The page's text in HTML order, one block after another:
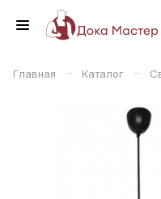
Главная – Каталог –